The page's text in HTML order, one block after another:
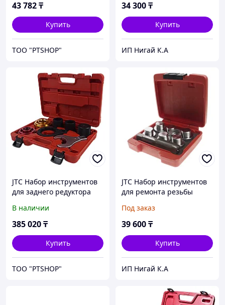
1127) JTC
43 782₸
Купить
ТОО "PTSHOP"
34 300₸
Купить
ИП Нигай К.А
JTC Набор инструментов
для заднего редуктора
В наличии
385 020₸
Купить
ТОО "PTSHOP"
JTC Набор инструментов
для ремонта резьбы
24мм в боксе JTC
Под заказ
39 600₸
Купить
ИП Нигай К.А